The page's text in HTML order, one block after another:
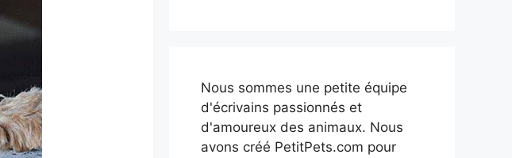
Nous sommes une petite équipe
d'écrivains passionnés et
d'amoureux des animaux. Nous
avons créé PetitPets.com pour